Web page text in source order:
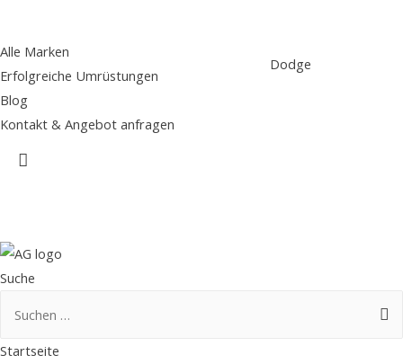
Dodge
Alle Marken
Erfolgreiche Umrüstungen
Blog
Kontakt & Angebot anfragen
Suche
Startseite